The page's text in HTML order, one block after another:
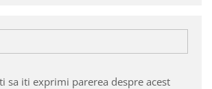
sa iti exprimi parerea despre acest